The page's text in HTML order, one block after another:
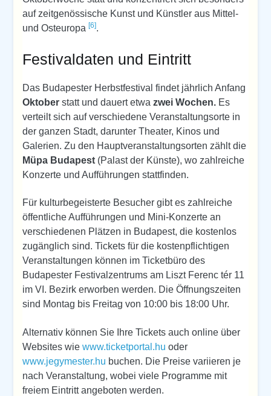
auf zeitgenössische Kunst und Künstler aus Mittel-
und Osteuropa[6].
Festivaldaten und Eintritt
Das Budapester Herbstfestival findet jährlich Anfang
Oktober statt und dauert etwazwei Wochen. Es
verteilt sich auf verschiedene Veranstaltungsorte in
der ganzen Stadt, darunter Theater, Kinos und
Galerien. Zu den Hauptveranstaltungsorten zählt die
Müpa Budapest (Palast der Künste), wo zahlreiche
Konzerte und Aufführungen stattfinden.
Für kulturbegeisterte Besucher gibt es zahlreiche
öffentliche Aufführungen und Mini-Konzerte an
verschiedenen Plätzen in Budapest, die kostenlos
zugänglich sind. Tickets für die kostenpflichtigen
Veranstaltungen können im Ticketbüro des
Budapester Festivalzentrums am Liszt Ferenc tér 11
im VI. Bezirk erworben werden. Die Öffnungszeiten
sind Montag bis Freitag von 10:00 bis 18:00 Uhr.
Alternativ können Sie Ihre Tickets auch online über
Websites wiewww.ticketportal.hu oder
www.jegymester.hu buchen. Die Preise variieren je
nach Veranstaltung, wobei viele Programme mit
freiem Eintritt angeboten werden.